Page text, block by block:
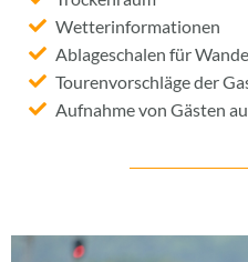
Wetterinformationen
Ablageschalen für
Tourenvorschläge der
Aufnahme von Gästen